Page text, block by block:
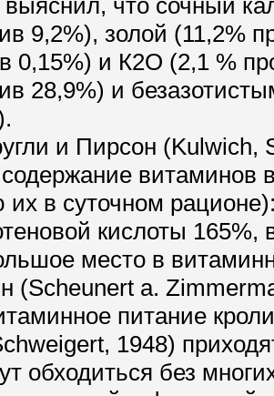
что сочный
9,2%), золой (11,2%
0,15%) и К2О (2,1 %
28,9%) и
и Пирсон (Kulwich,
витаминов
в суточном
кислоты
место в
(Scheunert a.
питание
1948)
обходиться без